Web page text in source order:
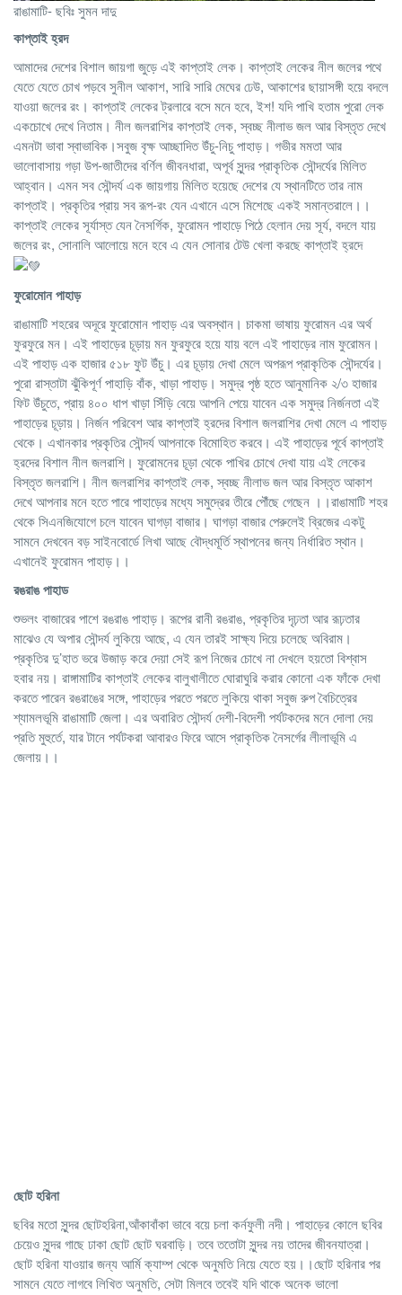
রাঙামাটি- ছবিঃ সুমন দাদু
কাপ্তাই হ্রদ
আমাদের দেশের বিশাল জায়গা জুড়ে এই কাপ্তাই লেক। কাপ্তাই লেকের নীল জলের পথে
যেতে যেতে চোখ পড়বে সুনীল আকাশ, সারি সারি মেঘের ঢেউ, আকাশের ছায়াসঙ্গী হয়ে বদলে
যাওয়া জলের রং। কাপ্তাই লেকের ট্রলারে বসে মনে হবে, ইশ! যদি পাখি হতাম পুরো লেক
একচোখে দেখে নিতাম। নীল জলরাশির কাপ্তাই লেক, স্বচ্ছ নীলাভ জল আর বিস্তৃত দেখে
এমনটা ভাবা স্বাভাবিক।সবুজ বৃক্ষ আচ্ছাদিত উঁচু-নিচু পাহাড়। গভীর মমতা আর
ভালোবাসায় গড়া উপ-জাতীদের বর্ণিল জীবনধারা, অপূর্ব সুন্দর প্রাকৃতিক সৌন্দর্যের মিলিত
আহ্বান। এমন সব সৌন্দর্য এক জায়গায় মিলিত হয়েছে দেশের যে স্থানটিতে তার নাম
কাপ্তাই। প্রকৃতির প্রায় সব রূপ-রং যেন এখানে এসে মিশেছে একই সমান্তরালে।।
কাপ্তাই লেকের সূর্যাস্ত যেন নৈসর্গিক, ফুরোমন পাহাড়ে পিঠে হেলান দেয় সূর্য, বদলে যায়
জলের রং, সোনালি আলোয়ে মনে হবে এ যেন সোনার টেউ খেলা করছে কাপ্তাই হ্রদে
ফুরোমোন পাহাড়
রাঙামাটি শহরের অদূরে ফুরোমোন পাহাড় এর অবস্থান। চাকমা ভাষায় ফুরোমন এর অর্থ
ফুরফুরে মন। এই পাহাড়ের চূড়ায় মন ফুরফুরে হয়ে যায় বলে এই পাহাড়ের নাম ফুরোমন।
এই পাহাড় এক হাজার ৫১৮ ফুট উঁচু। এর চূড়ায় দেখা মেলে অপরূপ প্রাকৃতিক সৌন্দর্যের।
পুরো রাস্তাটা ঝুঁকিপূর্ণ পাহাড়ি বাঁক, খাড়া পাহাড়। সমুদ্র পৃষ্ঠ হতে আনুমানিক ২/৩ হাজার
ফিট উঁচুতে, প্রায় ৪০০ ধাপ খাড়া সিঁড়ি বেয়ে আপনি পেয়ে যাবেন এক সমুদ্র নির্জনতা এই
পাহাড়ের চূড়ায়। নির্জন পরিবেশ আর কাপ্তাই হ্রদের বিশাল জলরাশির দেখা মেলে এ পাহাড়
থেকে। এখানকার প্রকৃতির সৌন্দর্য আপনাকে বিমোহিত করবে। এই পাহাড়ের পূর্বে কাপ্তাই
হ্রদের বিশাল নীল জলরাশি। ফুরোমনের চূড়া থেকে পাখির চোখে দেখা যায় এই লেকের
বিস্তৃত জলরাশি। নীল জলরাশির কাপ্তাই লেক, স্বচ্ছ নীলাভ জল আর বিস্তৃত আকাশ
দেখে আপনার মনে হতে পারে পাহাড়ের মধ্যে সমুদ্রের তীরে পৌঁছে গেছেন ।।রাঙামাটি শহর
থেকে সিএনজিযোগে চলে যাবেন ঘাগড়া বাজার। ঘাগড়া বাজার পেরুলেই ব্রিজের একটু
সামনে দেখবেন বড় সাইনবোর্ডে লিখা আছে বৌদ্ধমূর্তি স্থাপনের জন্য নির্ধারিত স্থান।
এখানেই ফুরোমন পাহাড়।।
রঙরাঙ পাহাড
শুভলং বাজারের পাশে রঙরাঙ পাহাড়। রূপের রানী রঙরাঙ, প্রকৃতির দৃঢ়তা আর রূঢ়তার
মাঝেও যে অপার সৌন্দর্য লুকিয়ে আছে, এ যেন তারই সাক্ষ্য দিয়ে চলেছে অবিরাম।
প্রকৃতির দু’হাত ভরে উজাড় করে দেয়া সেই রূপ নিজের চোখে না দেখলে হয়তো বিশ্বাস
হবার নয়। রাঙ্গামাটির কাপ্তাই লেকের বালুখালীতে ঘোরাঘুরি করার কোনো এক ফাঁকে দেখা
করতে পারেন রঙরাঙের সঙ্গে, পাহাড়ের পরতে পরতে লুকিয়ে থাকা সবুজ রুপ বৈচিত্রের
শ্যামলভূমি রাঙামাটি জেলা। এর অবারিত সৌন্দর্য দেশী-বিদেশী পর্যটকদের মনে দোলা দেয়
প্রতি মুহুর্তে, যার টানে পর্যটকরা আবারও ফিরে আসে প্রাকৃতিক নৈসর্গের লীলাভূমি এ
জেলায়।।
ছোট হরিনা
ছবির মতো সুন্দর ছোটহরিনা,আঁকাবাঁকা ভাবে বয়ে চলা কর্নফুলী নদী। পাহাড়ের কোলে ছবির
চেয়েও সুন্দর গাছে ঢাকা ছোট ছোট ঘরবাড়ি। তবে ততোটা সুন্দর নয় তাদের জীবনযাত্রা।
ছোট হরিনা যাওয়ার জন্য আর্মি ক্যাম্প থেকে অনুমতি নিয়ে যেতে হয়।।ছোট হরিনার পর
সামনে যেতে লাগবে লিখিত অনুমতি, সেটা মিলবে তবেই যদি থাকে অনেক ভালো